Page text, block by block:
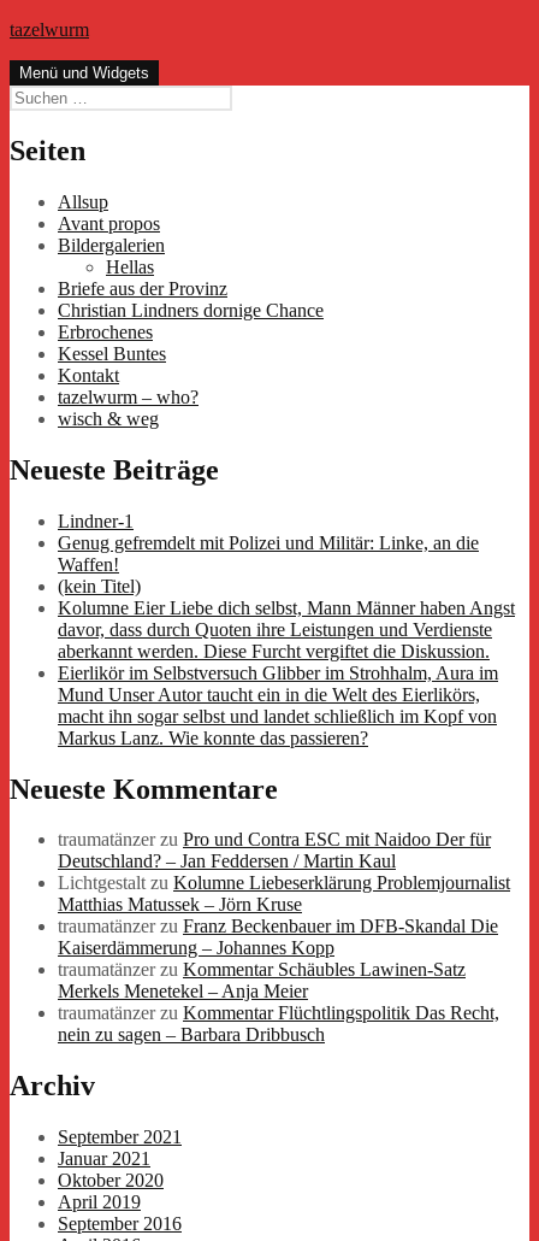
Zum
springen
tazelwurm
Menü und Widgets
Suchen
nach:
Seiten
Allsup
Avant propos
Bildergalerien
Hellas
Briefe aus der Provinz
Christian Lindners dornige Chance
Erbrochenes
Kessel Buntes
Kontakt
tazelwurm – who?
wisch & weg
Neueste Beiträge
Lindner-1
Genug gefremdelt mit Polizei und Militär: Linke, an die
Waffen!
(kein Titel)
Kolumne Eier Liebe dich selbst, Mann Männer haben Angst
davor, dass durch Quoten ihre Leistungen und Verdienste
aberkannt werden. Diese Furcht vergiftet die Diskussion.
Eierlikör im Selbstversuch Glibber im Strohhalm, Aura im
Mund Unser Autor taucht ein in die Welt des Eierlikörs,
macht ihn sogar selbst und landet schließlich im Kopf von
Markus Lanz. Wie konnte das passieren?
Neueste Kommentare
traumatänzerzu Pro und Contra ESC mit Naidoo Der für
Deutschland? – Jan Feddersen / Martin Kaul
Lichtgestaltzu Kolumne Liebeserklärung Problemjournalist
Matthias Matussek – Jörn Kruse
traumatänzerzu Franz Beckenbauer im DFB-Skandal Die
Kaiserdämmerung – Johannes Kopp
traumatänzerzu Kommentar Schäubles Lawinen-Satz
Merkels Menetekel – Anja Meier
traumatänzerzu Kommentar Flüchtlingspolitik Das Recht,
nein zu sagen – Barbara Dribbusch
Archiv
September 2021
Januar 2021
Oktober 2020
April 2019
September 2016